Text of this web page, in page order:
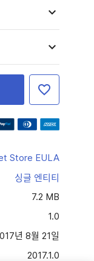
Store EULA
싱글 엔티티
7.2 MB
1.0
년 8월 21일
2017.1.0